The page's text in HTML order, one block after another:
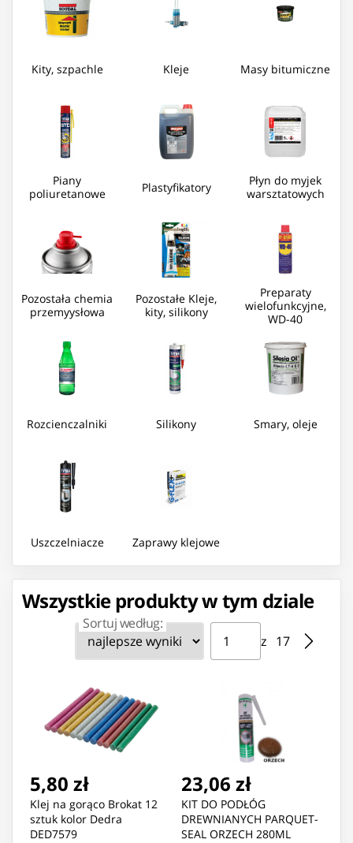
Kity, szpachle Kleje Masy bitumiczne
Piany
poliuretanowe
Plastyfikatory
Płyn do myjek
warsztatowych
Pozostała chemia
przemyysłowa
Pozostałe Kleje,
kity, silikony
Preparaty
wielofunkcyjne,
WD-40
Rozcienczalniki Silikony Smary, oleje
Uszczelniacze Zaprawy klejowe
Wszystkie produkty w tym dziale
Sortuj według: Strona ⁨1⁩ z ⁨17⁩
z ⁨17⁩
Przejdź do strony
5,80 zł
Klej na gorąco Brokat 12
sztuk kolor Dedra
DED7579
23,06 zł
KIT DO PODŁÓG
DREWNIANYCH PARQUET-
SEAL ORZECH 280ML